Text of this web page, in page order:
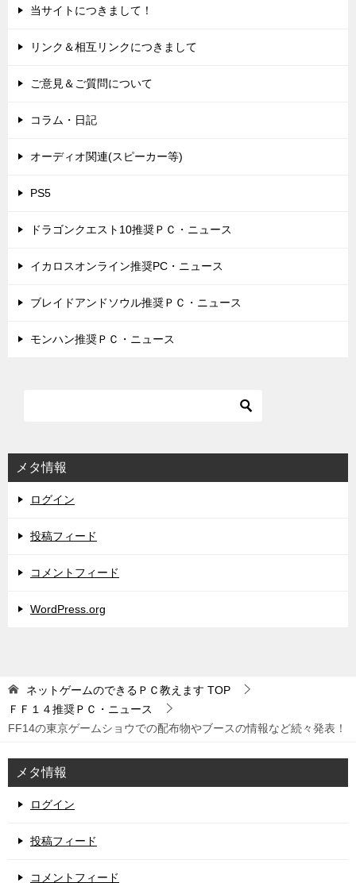
当サイトにつきまして！
リンク＆相互リンクにつきまして
ご意見＆ご質問について
コラム・日記
オーディオ関連(スピーカー等)
PS5
ドラゴンクエスト10推奨ＰＣ・ニュース
イカロスオンライン推奨PC・ニュース
ブレイドアンドソウル推奨ＰＣ・ニュース
モンハン推奨ＰＣ・ニュース
メタ情報
ログイン
投稿フィード
コメントフィード
WordPress.org
ネットゲームのできるＰＣ教えます TOP
ＦＦ１４推奨ＰＣ・ニュース
FF14の東京ゲームショウでの配布物やブースの情報など続々発表！
メタ情報
ログイン
投稿フィード
コメントフィード